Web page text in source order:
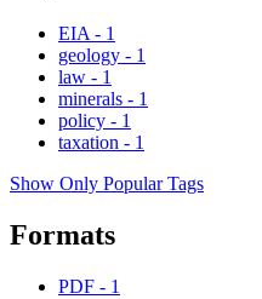
EIA - 1
geology - 1
law - 1
minerals - 1
policy - 1
taxation - 1
Show Only Popular Tags
Formats
PDF - 1